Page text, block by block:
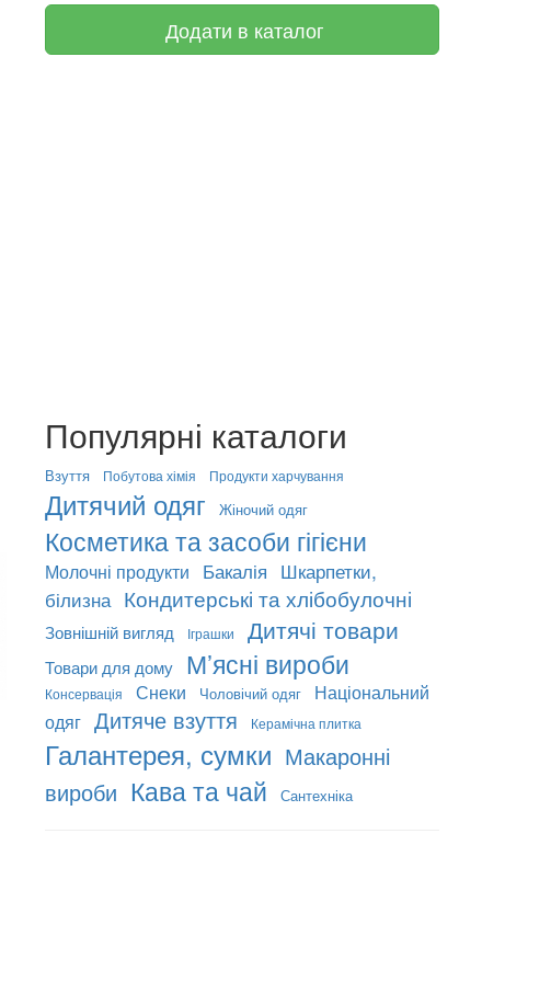
Додати в каталог
Популярні каталоги
Взуття Побутова хімія Продукти харчування
Дитячий одяг Жіночий одяг
Косметика та засоби гігієни
Молочні продукти Бакалія Шкарпетки,
білизна Кондитерські та хлібобулочні
Зовнішній вигляд Іграшки Дитячі товари
Товари для дому М’ясні вироби
Консервація Снеки Чоловічий одяг
Національний
одяг Дитяче взуття Керамічна плитка
Галантерея, сумки Макаронні
вироби Кава та чай Сантехніка